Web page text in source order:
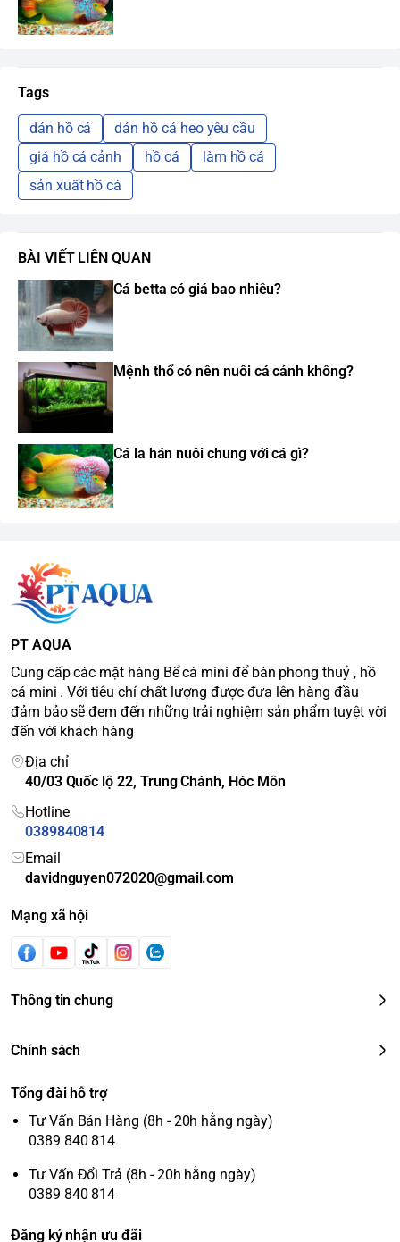
Tags
dán hồ cá
dán hồ cá heo yêu cầu
giá hồ cá cảnh
hồ cá
làm hồ cá
sản xuất hồ cá
BÀI VIẾT LIÊN QUAN
Cá betta có giá bao nhiêu?
Mệnh thổ có nên nuôi cá cảnh không?
Cá la hán nuôi chung với cá gì?
PT AQUA
Cung cấp các mặt hàng Bể cá mini để bàn phong thuỷ , hồ
cá mini . Với tiêu chí chất lượng được đưa lên hàng đầu
đảm bảo sẽ đem đến những trải nghiệm sản phẩm tuyệt vời
đến với khách hàng
Địa chỉ
40/03 Quốc lộ 22, Trung Chánh, Hóc Môn
Hotline
0389840814
Email
davidnguyen072020@gmail.com
Mạng xã hội
Thông tin chung
Chính sách
Tổng đài hỗ trợ
Tư Vấn Bán Hàng (8h - 20h hằng ngày)
0389 840 814
Tư Vấn Đổi Trả (8h - 20h hằng ngày)
0389 840 814
Đăng ký nhận ưu đãi